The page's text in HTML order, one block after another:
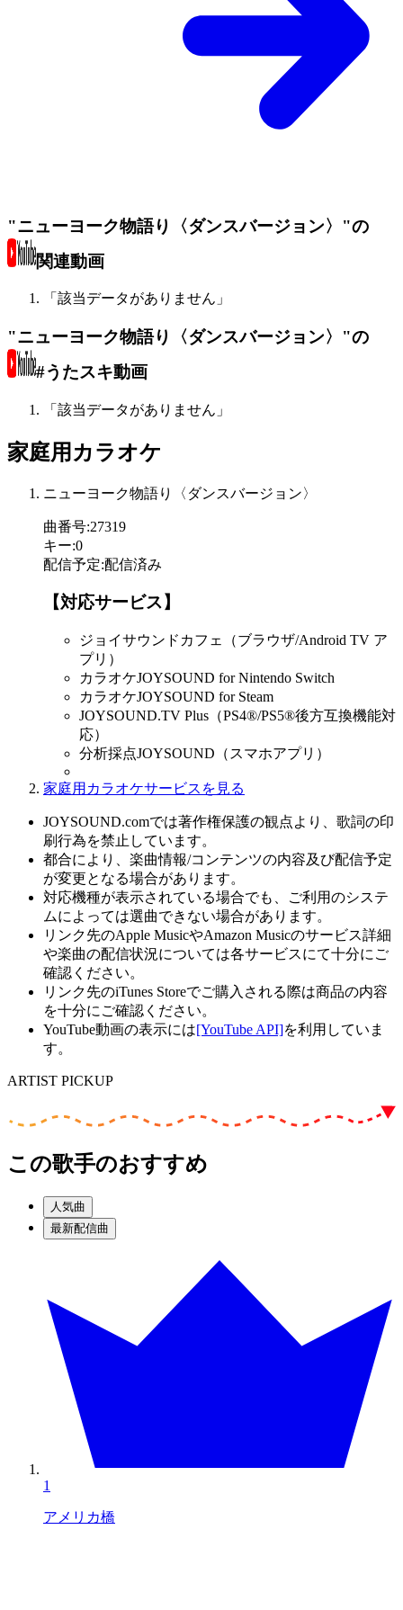
"ニューヨーク物語り〈ダンスバージョン〉"の
関連動画
「該当データがありません」
"ニューヨーク物語り〈ダンスバージョン〉"の
#うたスキ動画
「該当データがありません」
家庭用カラオケ
ニューヨーク物語り〈ダンスバージョン〉
曲番号:27319
キー:0
配信予定:配信済み
【対応サービス】
ジョイサウンドカフェ（ブラウザ/Android TV ア
プリ）
カラオケJOYSOUND for Nintendo Switch
カラオケJOYSOUND for Steam
JOYSOUND.TV Plus（PS4®/PS5®後方互換機能対
応）
分析採点JOYSOUND（スマホアプリ）
家庭用カラオケサービスを見る
JOYSOUND.comでは著作権保護の観点より、歌詞の印
刷行為を禁止しています。
都合により、楽曲情報/コンテンツの内容及び配信予定
が変更となる場合があります。
対応機種が表示されている場合でも、ご利用のシステ
ムによっては選曲できない場合があります。
リンク先のApple MusicやAmazon Musicのサービス詳細
や楽曲の配信状況については各サービスにて十分にご
確認ください。
リンク先のiTunes Storeでご購入される際は商品の内容
を十分にご確認ください。
YouTube動画の表示には[YouTube API]を利用していま
す。
ARTIST PICKUP
この歌手のおすすめ
人気曲
最新配信曲
1
アメリカ橋